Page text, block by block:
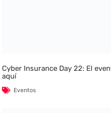
Cyber Insurance Day 22: El
aquí
Eventos